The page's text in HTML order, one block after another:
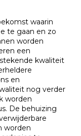
waarin
te gaan en zo
worden
een
kwaliteit
en
nog verder
worden
De behuizing
worden